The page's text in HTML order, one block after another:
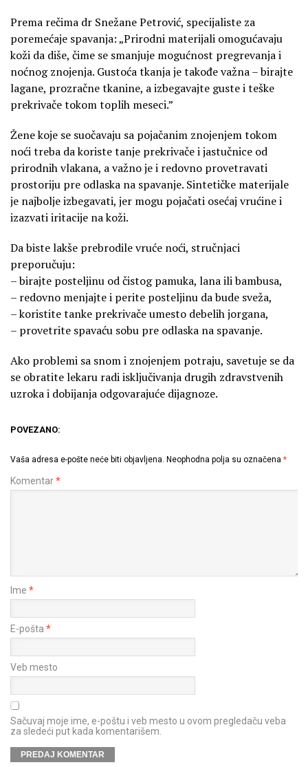
Prema rečima dr Snežane Petrović, specijaliste za
poremećaje spavanja: „Prirodni materijali omogućavaju
koži da diše, čime se smanjuje mogućnost pregrevanja i
noćnog znojenja. Gustoća tkanja je takođe važna – birajte
lagane, prozračne tkanine, a izbegavajte guste i teške
prekrivače tokom toplih meseci.”
Žene koje se suočavaju sa pojačanim znojenjem tokom
noći treba da koriste tanje prekrivače i jastučnice od
prirodnih vlakana, a važno je i redovno provetravati
prostoriju pre odlaska na spavanje. Sintetičke materijale
je najbolje izbegavati, jer mogu pojačati osećaj vrućine i
izazvati iritacije na koži.
Da biste lakše prebrodile vruće noći, stručnjaci
preporučuju:
– birajte posteljinu od čistog pamuka, lana ili bambusa,
– redovno menjajte i perite posteljinu da bude sveža,
– koristite tanke prekrivače umesto debelih jorgana,
– provetrite spavaću sobu pre odlaska na spavanje.
Ako problemi sa snom i znojenjem potraju, savetuje se da
se obratite lekaru radi isključivanja drugih zdravstvenih
uzroka i dobijanja odgovarajuće dijagnoze.
POVEZANO:
Vaša adresa e-pošte neće biti objavljena. Neophodna polja su označena *
Komentar*
Ime *
E-pošta *
Veb mesto
Sačuvaj moje ime, e-poštu i veb mesto u ovom pregledaču veba
za sledeći put kada komentarišem.